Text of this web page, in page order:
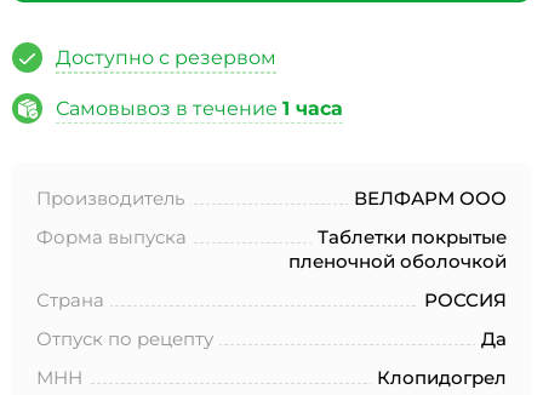
Доступно с резервом
Самовывоз в течение 1 часа
Производитель
ВЕЛФАРМ ООО
Форма выпуска
Таблетки покрытые
пленочной оболочкой
Страна
РОССИЯ
Отпуск по рецепту
Да
МНН
Клопидогрел
соответствии с Федеральным законом от 27.07.2006 года
целей, определенных в Согласии на обработку
персональных данных *